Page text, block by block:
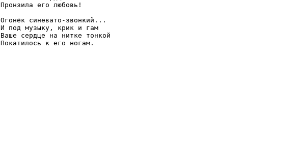
Пронзила его любовь!
Огонёк синевато-звонкий...
И под музыку, крик и гам
Ваше сердце на нитке тонкой
Покатилось к его ногам.